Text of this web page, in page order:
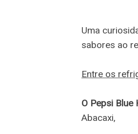
Uma
sabores ao
Entre os
O Pepsi Blue
Abacaxi,